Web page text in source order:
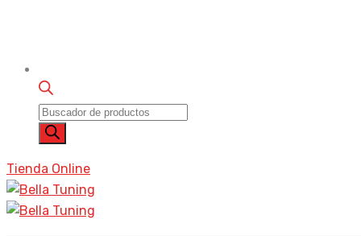
Búsqueda
de
Tienda Online